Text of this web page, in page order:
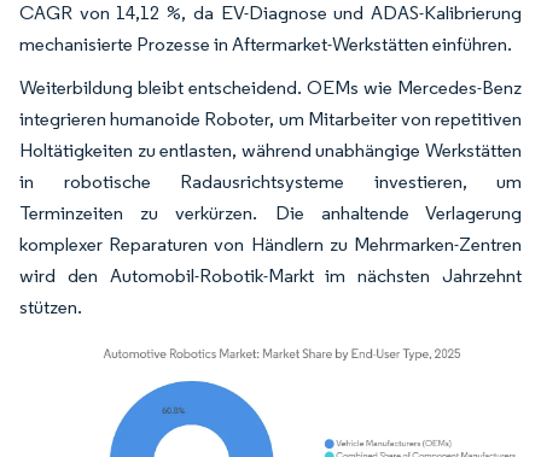
CAGR von 14,12 %, da EV-Diagnose und ADAS-Kalibrierung
mechanisierte Prozesse in Aftermarket-Werkstätten einführen.
Weiterbildung bleibt entscheidend. OEMs wie Mercedes-Benz
integrieren humanoide Roboter, um Mitarbeiter von repetitiven
Holtätigkeiten zu entlasten, während unabhängige Werkstätten
in robotische Radausrichtsysteme investieren, um
Terminzeiten zu verkürzen. Die anhaltende Verlagerung
komplexer Reparaturen von Händlern zu Mehrmarken-Zentren
wird den Automobil-Robotik-Markt im nächsten Jahrzehnt
stützen.